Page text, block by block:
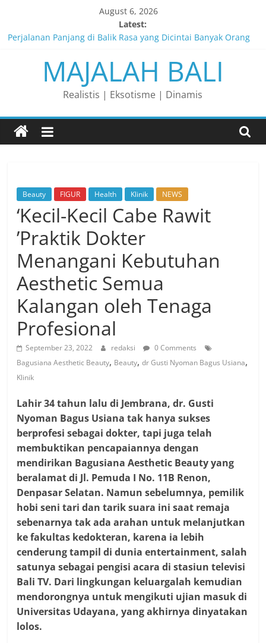
content
August 6, 2026
Latest:
Perjalanan Panjang di Balik Rasa yang Dicintai Banyak Orang
Membaca Peluang, Menaklukkan Tantangan, dan Membangun
Bisnis Peternakan yang Berkelanjutan
Lelaki yang Mengubah Garis Menjadi Masa Depan
Matahari yang Lahir di Pulau Dewata
MAJALAH BALI
Realistis | Eksotisme | Dinamis
Beauty FIGUR Health Klinik NEWS
‘Kecil-Kecil Cabe Rawit
’Praktik Dokter
Menangani Kebutuhan
Aesthetic Semua
Kalangan oleh Tenaga
Profesional
September 23, 2022 redaksi
0 Comments
Bagusiana Aesthetic Beauty, Beauty,dr Gusti Nyoman Bagus Usiana,
Klinik
Lahir 34 tahun lalu di Jembrana, dr. Gusti
Nyoman Bagus Usiana tak hanya sukses
berprofesi sebagai dokter, tapi juga telah
membuktikan pencapaiannya dengan
mendirikan Bagusiana Aesthetic Beauty yang
beralamat di Jl. Pemuda I No. 11B Renon,
Denpasar Selatan. Namun sebelumnya, pemilik
hobi seni tari dan tarik suara ini saat remaja
sebenarnya tak ada arahan untuk melanjutkan
ke fakultas kedokteran, karena ia lebih
cenderung tampil di dunia entertainment, salah
satunya sebagai pengisi acara di stasiun televisi
Bali TV. Dari lingkungan keluargalah kemudian
mendorongnya untuk mengikuti ujian masuk di
Universitas Udayana, yang akhirnya dinyatakan
lolos.